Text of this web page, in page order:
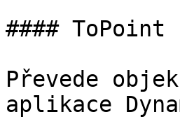
#### ToPoint
Převede
aplikace